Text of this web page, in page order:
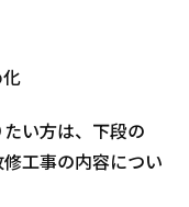
い方は、下段の
工事の内容につい